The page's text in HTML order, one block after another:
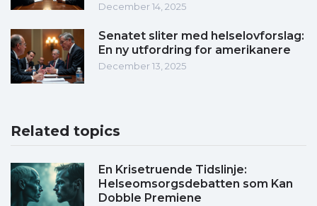
December 14, 2025
Senatet sliter med helselovforslag:
En ny utfordring for amerikanere
December 13, 2025
Related topics
En Krisetruende Tidslinje:
Helseomsorgsdebatten som Kan
Dobble Premiene